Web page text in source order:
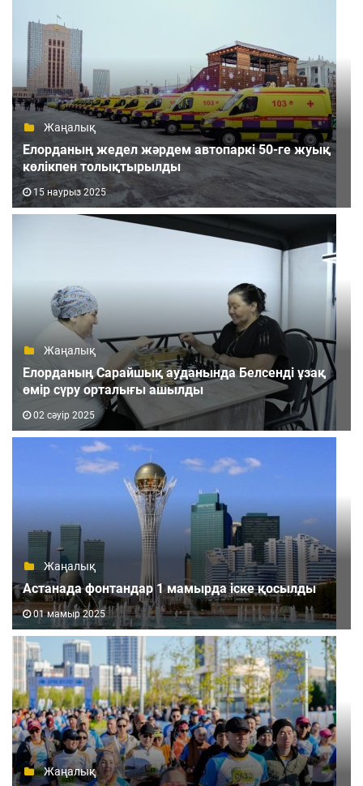
Жаңалық
Елорданың жедел жәрдем автопаркі 50-ге жуық
көлікпен толықтырылды
15 наурыз 2025
Жаңалық
Елорданың Сарайшық ауданында Белсенді ұзақ
өмір сүру орталығы ашылды
02 сәуір 2025
Жаңалық
Астанада фонтандар 1 мамырда іске қосылды
01 мамыр 2025
Жаңалық